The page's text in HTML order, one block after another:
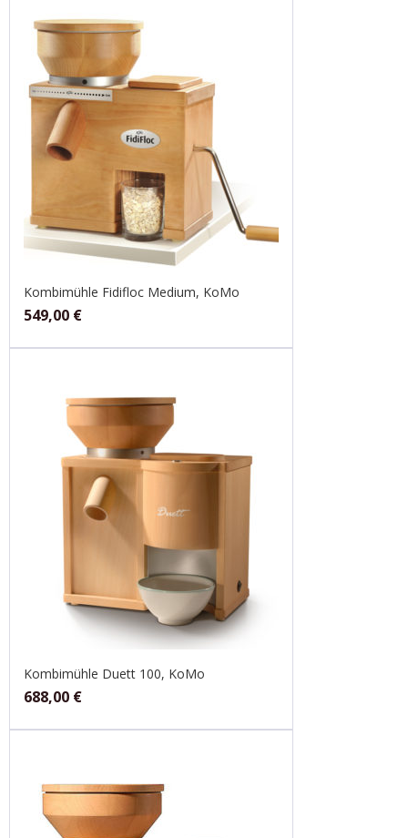
Kombimühle Fidifloc Medium, KoMo
549,00 €
Kombimühle Duett 100, KoMo
688,00 €